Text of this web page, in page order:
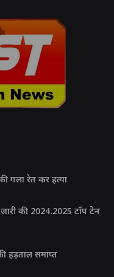
गला रेत कर हत्या
की 2024.2025 टॉप टेन
हड़ताल समाप्त